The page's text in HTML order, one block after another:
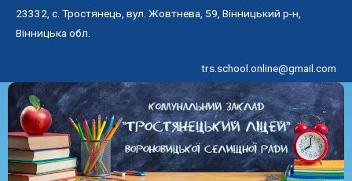
23332, с. Тростянець, вул. Жовтнева, 59, Вінницький р-н,
Вінницька обл.
trs.school.online@gmail.com